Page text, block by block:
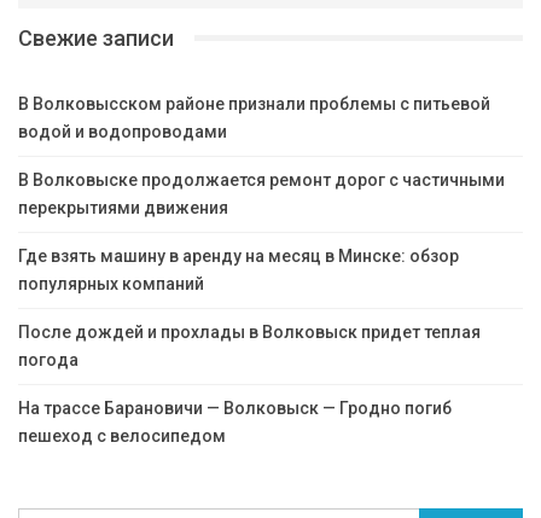
Свежие записи
В Волковысском районе признали проблемы с питьевой
водой и водопроводами
В Волковыске продолжается ремонт дорог с частичными
перекрытиями движения
Где взять машину в аренду на месяц в Минске: обзор
популярных компаний
После дождей и прохлады в Волковыск придет теплая
погода
На трассе Барановичи — Волковыск — Гродно погиб
пешеход с велосипедом